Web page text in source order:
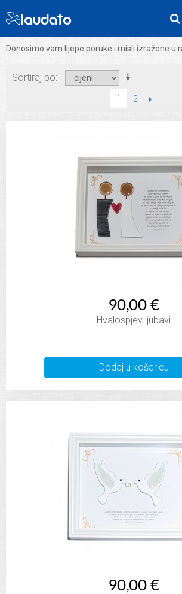
Donosimo vam lijepe poruke i misli izražene u
Sortiraj po
1 2 SLIJEDEĆI
90,00 €
Hvalospjev ljubavi
Dodaj u košaricu
90,00 €